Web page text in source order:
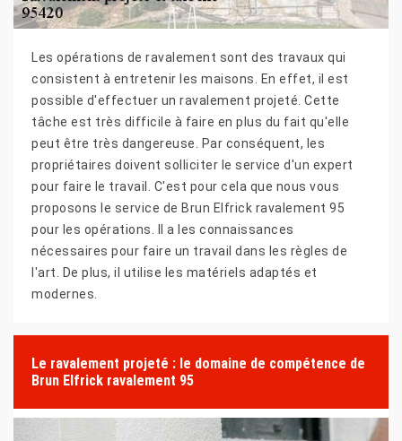
Les opérations de ravalement sont des travaux qui
consistent à entretenir les maisons. En effet, il est
possible d'effectuer un ravalement projeté. Cette
tâche est très difficile à faire en plus du fait qu'elle
peut être très dangereuse. Par conséquent, les
propriétaires doivent solliciter le service d'un expert
pour faire le travail. C'est pour cela que nous vous
proposons le service de Brun Elfrick ravalement 95
pour les opérations. Il a les connaissances
nécessaires pour faire un travail dans les règles de
l'art. De plus, il utilise les matériels adaptés et
modernes.
Le ravalement projeté : le domaine de compétence de
Brun Elfrick ravalement 95